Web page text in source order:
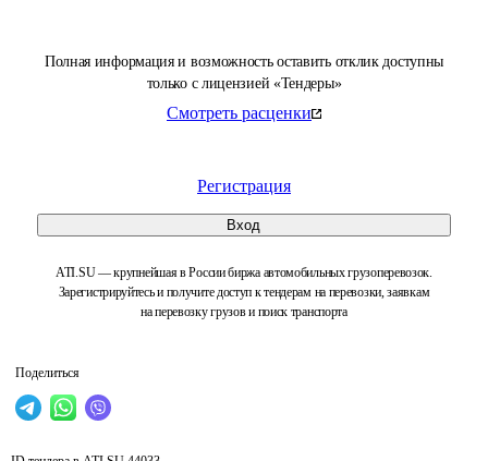
Полная информация и возможность оставить отклик доступны
только с лицензией «Тендеры»
Смотреть расценки
Регистрация
Вход
ATI.SU — крупнейшая в России биржа автомобильных грузоперевозок.
Зарегистрируйтесь и получите доступ к тендерам на перевозки, заявкам
на перевозку грузов и поиск транспорта
Поделиться